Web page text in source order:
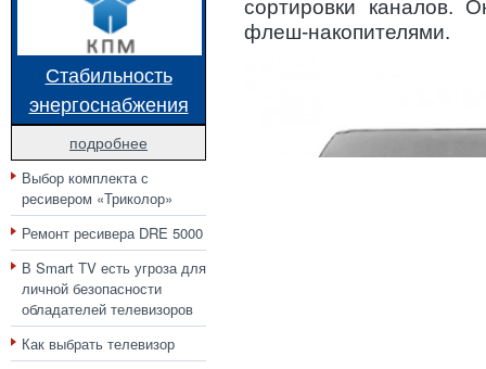
Стабильность
энергоснабжения
подробнее
Выбор комплекта с
ресивером «Триколор»
Ремонт ресивера DRE 5000
В Smart TV есть угроза для
личной безопасности
обладателей телевизоров
Как выбрать телевизор
сортировки каналов.
флеш-накопителями.